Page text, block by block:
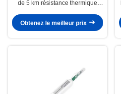
de 5 km résistance thermique
Obtenez le meilleur prix